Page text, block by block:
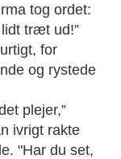
tog ordet:
træt ud!”
for
og rystede
plejer,”
ivrigt rakte
"Har du set,